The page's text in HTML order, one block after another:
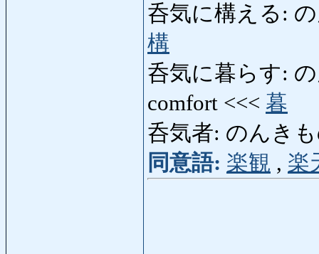
呑気に構える:
構
呑気に暮らす:
comfort <<< 暮
呑気者: のんき
同意語: 楽観 , 楽